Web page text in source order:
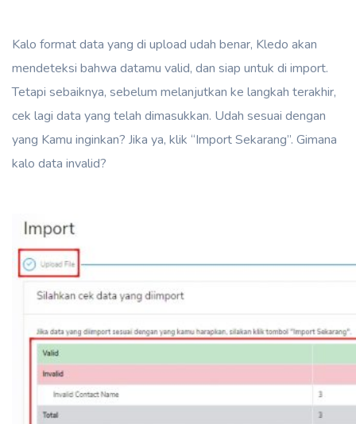
Kalo format data yang di upload udah benar, Kledo akan
mendeteksi bahwa datamu valid, dan siap untuk di import.
Tetapi sebaiknya, sebelum melanjutkan ke langkah terakhir,
cek lagi data yang telah dimasukkan. Udah sesuai dengan
yang Kamu inginkan? Jika ya, klik “Import Sekarang”. Gimana
kalo data invalid?